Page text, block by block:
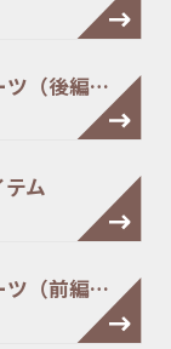
ツ（後編…
ム
ツ（前編…